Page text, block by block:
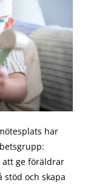
har
att ge föräldrar
och skapa